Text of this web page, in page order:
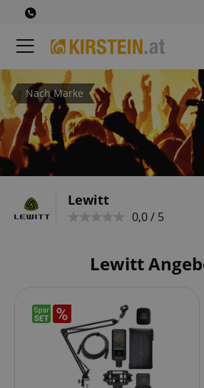
Nach Marke
Lewitt
0,0 / 5
Lewitt